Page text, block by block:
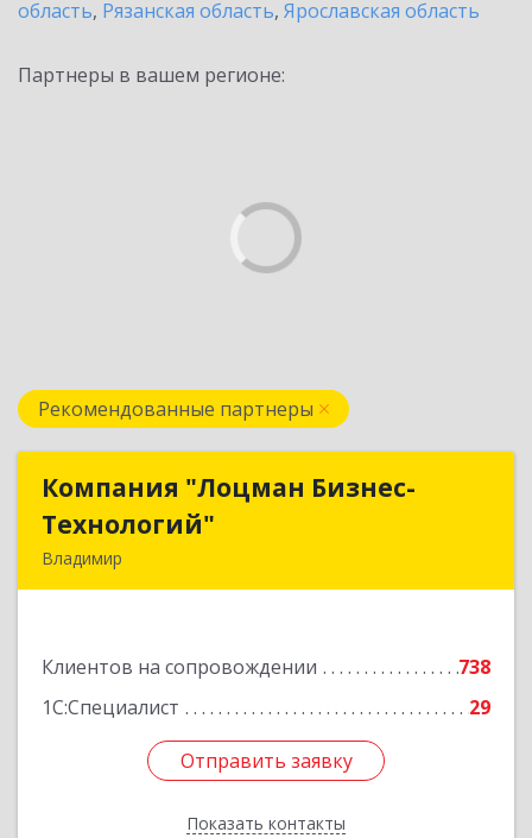
область, Рязанская область, Ярославская область
Партнеры в вашем регионе:
Рекомендованные партнеры
Компания "Лоцман Бизнес-
Технологий"
Владимир
Клиентов на сопровождении
738
1С:Специалист
29
Отправить заявку
Показать контакты
Компания "Лоцман Бизнес-
Подробнее
Отправить заявку
Назад